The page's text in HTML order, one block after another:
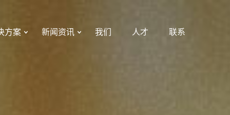
方案 新闻资讯 我们 人才 联系